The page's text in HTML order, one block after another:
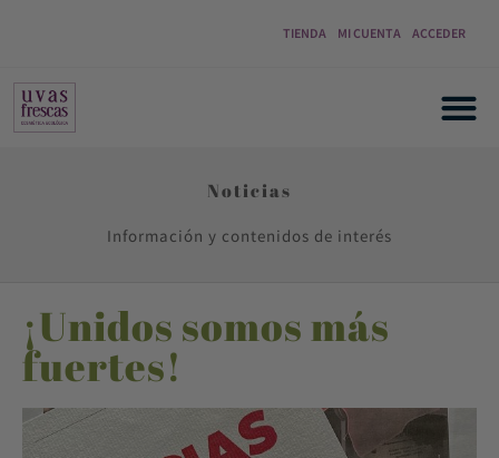
TIENDA MI CUENTA ACCEDER
Noticias
Información y contenidos de interés
¡Unidos somos más
fuertes!